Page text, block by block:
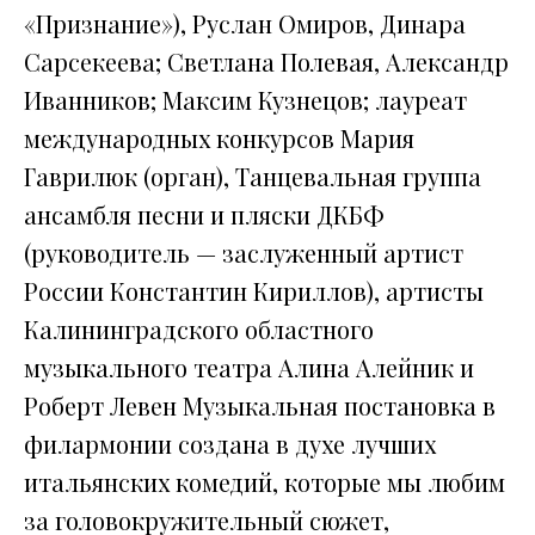
«Признание»), Руслан Омиров, Динара
Сарсекеева; Светлана Полевая, Александр
Иванников; Максим Кузнецов; лауреат
международных конкурсов Мария
Гаврилюк (орган), Танцевальная группа
ансамбля песни и пляски ДКБФ
(руководитель — заслуженный артист
России Константин Кириллов), артисты
Калининградского областного
музыкального театра Алина Алейник и
Роберт Левен Музыкальная постановка в
филармонии создана в духе лучших
итальянских комедий, которые мы любим
за головокружительный сюжет,